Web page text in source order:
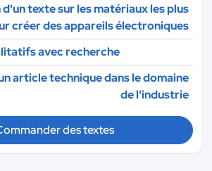
texte sur les matériaux les plus
créer des appareils électroniques
avec recherche
article technique dans le domaine
de l'industrie
des textes